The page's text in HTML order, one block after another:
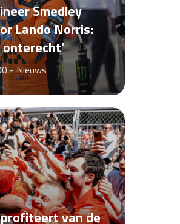
Smedley
Lando Norris:
-Nieuws
van de